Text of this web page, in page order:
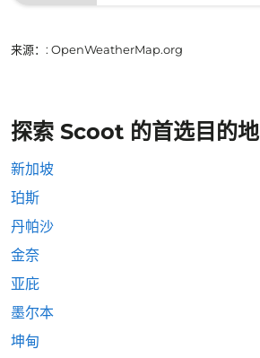
来源： : OpenWeatherMap.org
探索 Scoot 的首选目的地
新加坡
珀斯
丹帕沙
金奈
亚庇
墨尔本
坤甸